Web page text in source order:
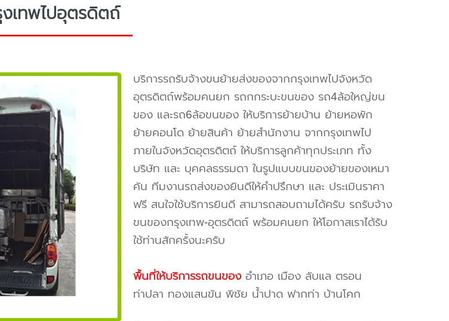
เทพไปอุตรดิตถ์
บริการรถรับจ้างขนย้ายส่งของจากกรุงเทพไปจังหวัด
อุตรดิตถ์พร้อมคนยก รถกกระบะขนของ รถ4ล้อใหญ่ขน
ของ และรถ6ล้อขนของ ให้บริการย้ายบ้าน ย้ายหอพัก
ย้ายคอนโด ย้ายสินค้า ย้ายสำนักงาน จากกรุงเทพไป
ภายในจังหวัดอุตรดิตถ์ ให้บริการลูกค้าทุกประเภท ทั้ง
บริษัท และ บุคคลธรรมดา ในรูปแบบขนของย้ายของเหมา
คัน ทีมงานรถส่งของยินดีให้คำปรึกษา และ ประเมินราคา
ฟรี สนใจใช้บริการยินดี สามารถสอบถามได้ครับ รถรับจ้าง
ขนของกรุงเทพ-อุตรดิตถ์ พร้อมคนยก ให้โอกาสเราได้รับ
ใช้ท่านสักครั้งนะครับ
พื้นที่ให้บริการรถขนของอำเภอ เมือง ลับแล ตรอน
ท่าปลา ทองแสนขัน พิชัย น้ำปาด ฟากท่า บ้านโคก